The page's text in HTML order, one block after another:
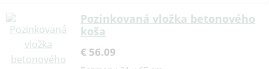
Pozinkovaná vložka betonového
koša
€ 56.09